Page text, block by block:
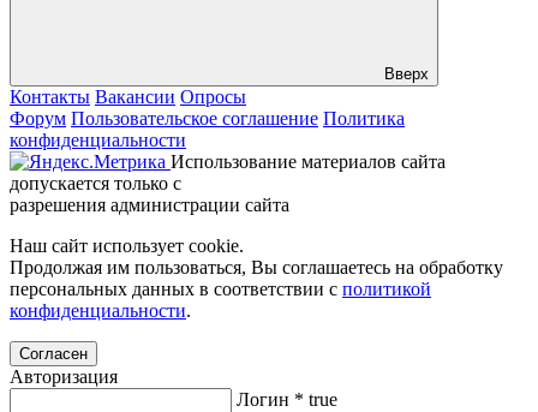
Вверх
Контакты Вакансии Опросы
Форум Пользовательское соглашение Политика
конфиденциальности
Использование материалов сайта
допускается только с
разрешения администрации сайта
Наш сайт использует cookie.
Продолжая им пользоваться, Вы соглашаетесь на обработку
персональных данных в соответствии с политикой
конфиденциальности.
Согласен
Авторизация
Логин * true